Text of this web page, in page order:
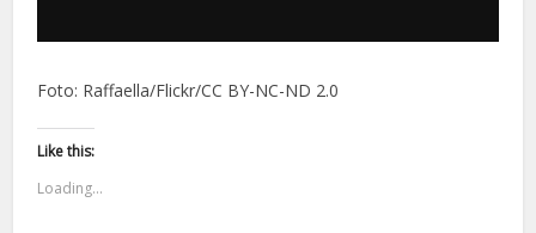
Foto: Raffaella/Flickr/CC BY-NC-ND 2.0
Like this:
Loading...